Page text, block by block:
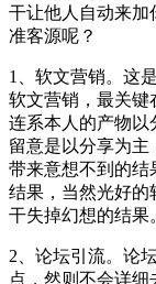
干让他人自动来加
准客源呢？
1、软文营销。这
软文营销，最关键
连系本人的产物以
留意是以分享为
带来意想不到的结
结果，当然光好的
干失掉幻想的结果
2、论坛引流。论
点，然则不会详